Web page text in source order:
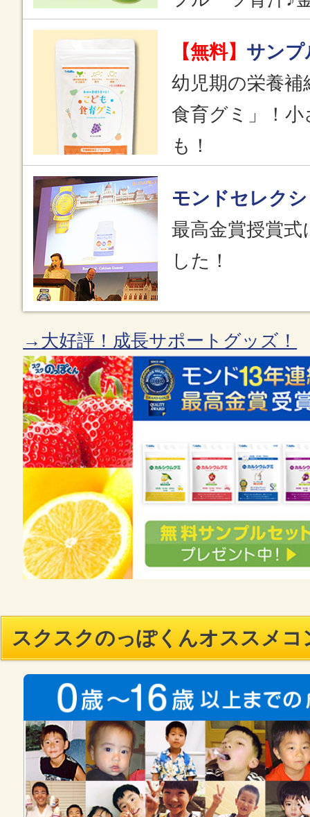
【無料】 サンプ
幼児期の栄養
食育グミ」！
も！
モンドセレク
最高金賞授賞
した！
→大好評！成長サポートグッズ！
スクスクのっぽくんオススメコ